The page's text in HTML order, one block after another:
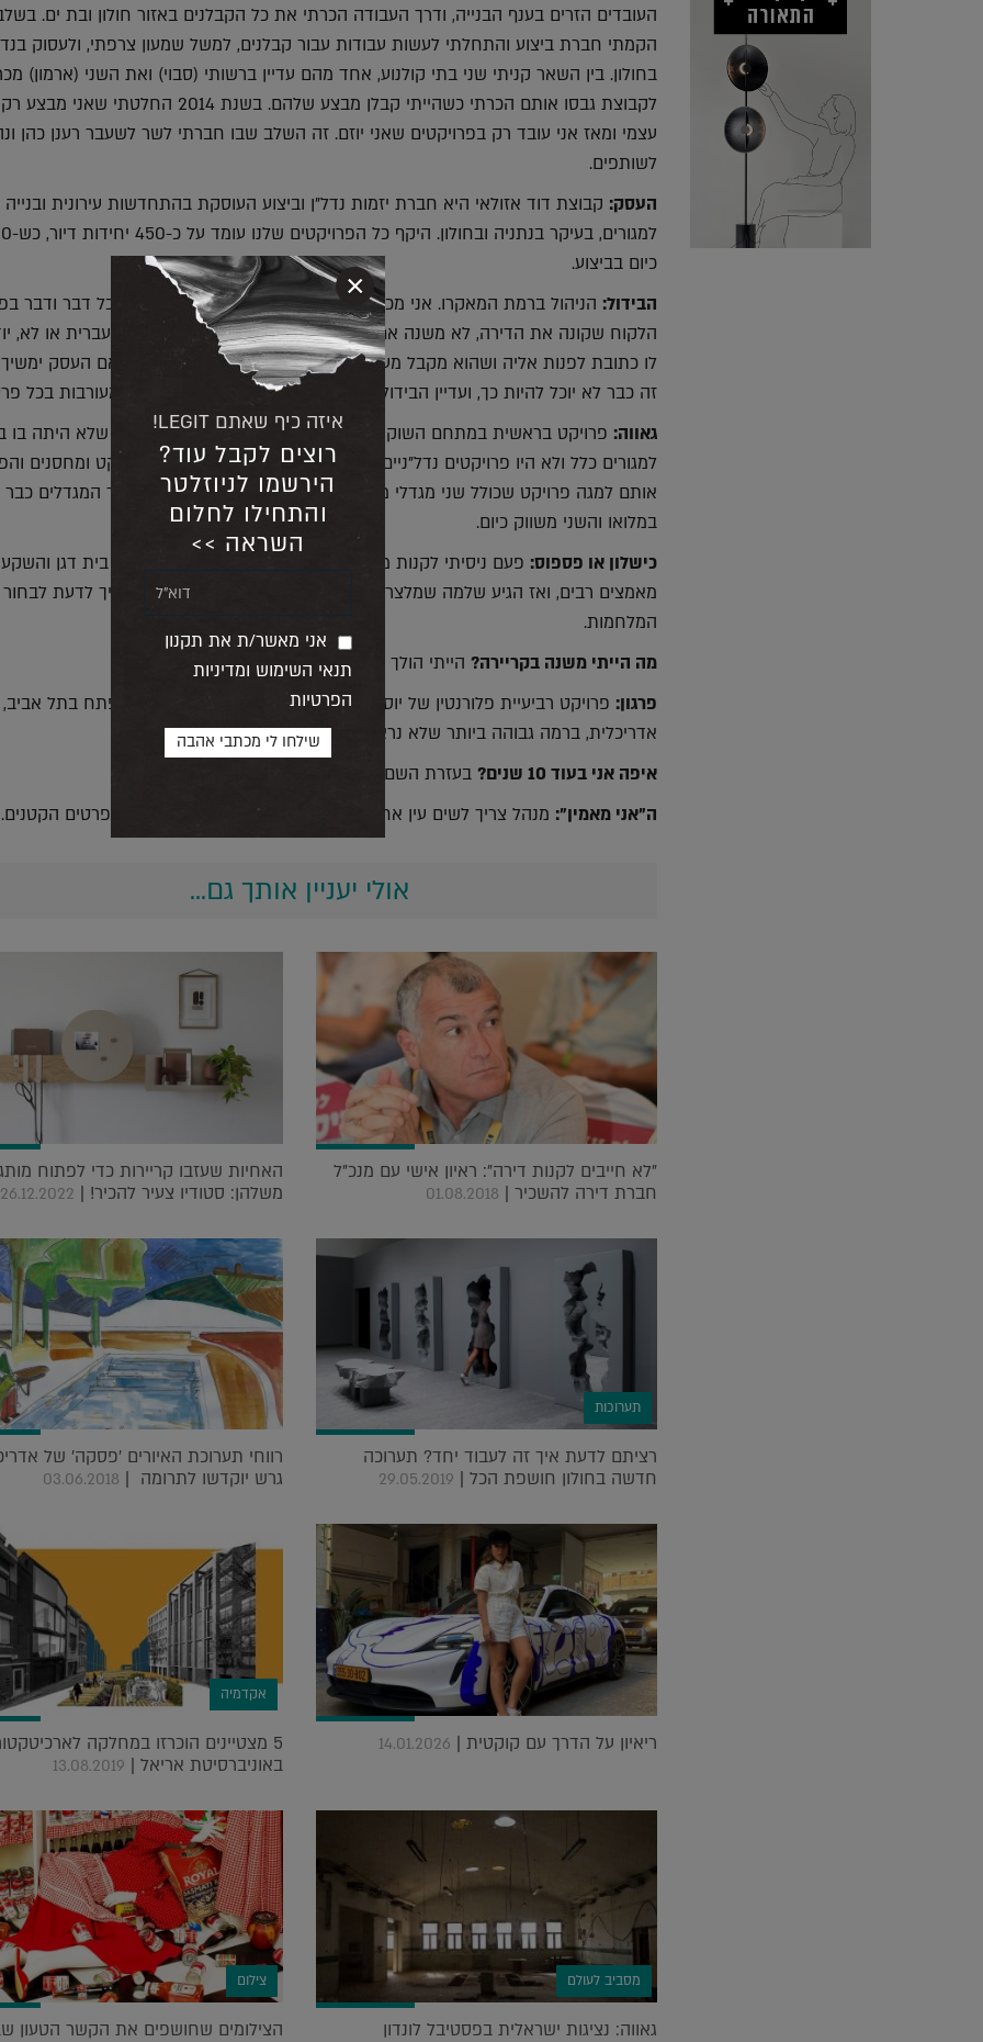
העובדים הזרים בענף הבנייה, ודרך העבודה הכרתי את כל הקבלנים באזור חולון ובת ים.
הקמתי חברת ביצוע והתחלתי לעשות עבודות עבור קבלנים, למשל שמעון צרפתי, ולעסוק
בחולון. בין השאר קניתי שני בתי קולנוע, אחד מהם עדיין ברשותי (סבוי) ואת השני (ארמון)
לקבוצת גבסו אותם הכרתי כשהייתי קבלן מבצע שלהם. בשנת 2014 החלטתי
עצמי ומאז אני עובד רק בפרויקטים שאני יוזם. זה השלב שבו חברתי לשר לשעבר רענן כהן
לשותפים.
העסק: קבוצת דוד אזולאי היא חברת יזמות נדל"ן וביצוע העוסקת בהתחדשות עירונית
כיום בביצוע.
הבידול: הניהול ברמת המאקרו. אני מכיר כל אדם שרכש אצלי דירה ומעורב בכל דבר ודבר
הלקוח שקונה את הדירה, לא משנה אם הוא גר בארץ או בחו"ל, אם הוא יודע עברית או לא,
לו כתובת לפנות אליה ושהוא מקבל מענה בצורה אישית ומהירה. אני מניח שאם העסק ימשיך
זה כבר לא יוכל להיות כך, ועדיין הבידול שלי ומה שימשיך להנחות אותי זה המעורבות בכל
גאווה: פרויקט בראשית במתחם השוק בנתניה. הגענו לשוק עירוני סואן, מקום שלא היתה בו
למגורים כלל ולא היו פרויקטים נדל"ניים. עשינו עסקה שכללה רכישת סופרמרקט ומחסנים
אותם למגה פרויקט שכולל שני מגדלי מגורים עם סגנון חיים עירוני ושוקק. אחד המגדלים כבר
במלואו והשני משווק כיום.
כישלון או פספוס: פעם ניסיתי לקנות מתנובה מגרש גדול בשוק הסיטונאי ליד בית דגן
מאמצים רבים, ואז הגיע שלמה שמלצר ולקח את העסקה בקלות. למדתי שצריך לדעת
המלחמות.
מה הייתי משנה בקריירה? הייתי הולך ללמוד הנדסה במקום משפטים.
פרגון: פרויקט רביעיית פלורנטין של יוסי תורג'מן – פרויקט שנמצא באזור מתפתח בתל
אדריכלית, ברמה גבוהה ביותר שלא נראתה לפני כן בסביבה הזאת.
איפה אני בעוד 10 שנים?
בעזרת השם בונה בארץ בנייה למגורים.
ה"אני מאמין": מנהל צריך לשים עין אחת על התמונה הגדולה ועין שנייה על הפרטים הקטנים.
אולי יעניין אותך גם...
"לא חייבים לקנות דירה": ראיון אישי עם מנכ"ל
חברת דירה להשכיר | 01.08.2018
האחיות שעזבו קריירות כדי לפתוח
משלהן: סטודיו צעיר להכיר! | 26.12.2022
תערוכות
רציתם לדעת איך זה לעבוד יחד? תערוכה
חדשה בחולון חושפת הכל | 29.05.2019
רווחי תערוכת האיורים 'פסקה' של
גרש יוקדשו לתרומה | 03.06.2018
ריאיון על הדרך עם קוקטית | 14.01.2026
אקדמיה
5 מצטיינים הוכרזו במחלקה
באוניברסיטת אריאל | 13.08.2019
מסביב לעולם
גאווה: נציגות ישראלית בפסטיבל לונדון
צילום
הצילומים שחושפים את הקשר הטעון
איזה כיף שאתם LEGIT!
רוצים לקבל עוד?
הירשמו לניוזלטר
והתחילו לחלום
השראה >>
אני מאשר/ת את תקנון
תנאי השימוש ומדיניות
הפרטיות
×